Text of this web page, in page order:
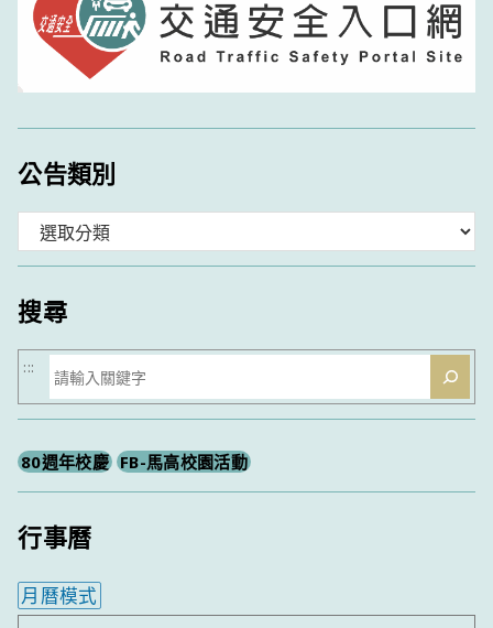
公告類別
類
搜尋
搜
尋
:::
80週年校慶 FB-馬高校園活動
行事曆
月曆模式